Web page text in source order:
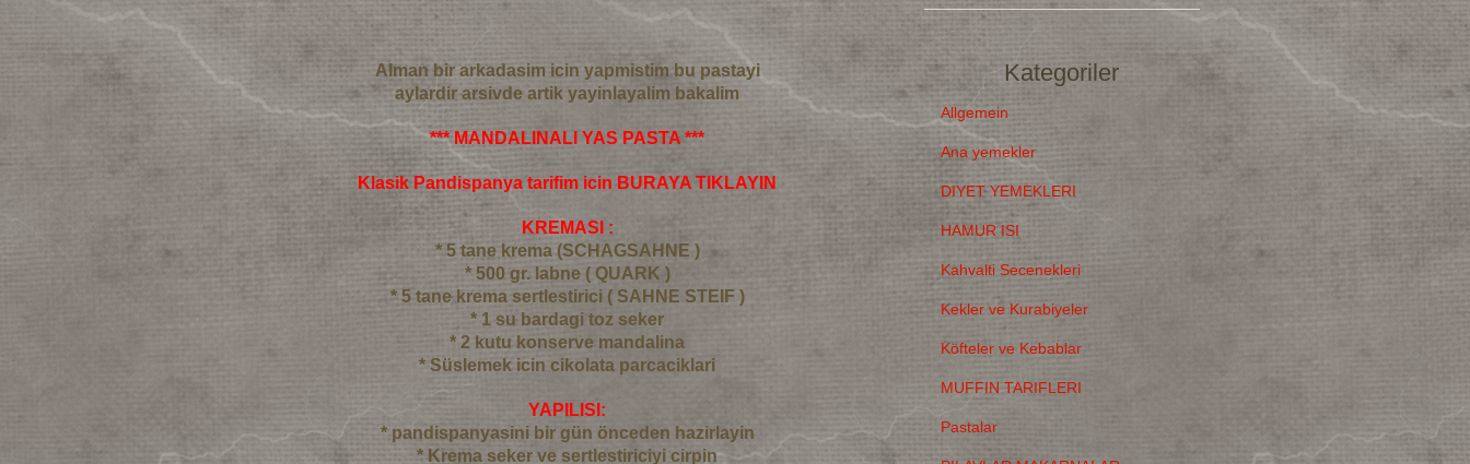
Alman bir arkadasim icin yapmistim bu pastayi
aylardir arsivde artik yayinlayalim bakalim
*** MANDALINALI YAS PASTA ***
Klasik Pandispanya tarifim icin BURAYA TIKLAYIN
KREMASI :
* 5 tane krema (SCHAGSAHNE )
* 500 gr. labne ( QUARK )
* 5 tane krema sertlestirici ( SAHNE STEIF )
* 1 su bardagi toz seker
* 2 kutu konserve mandalina
* Süslemek icin cikolata parcaciklari
YAPILISI:
* pandispanyasini bir gün önceden hazirlayin
* Krema seker ve sertlestiriciyi cirpin
Kategoriler
Allgemein
Ana yemekler
DIYET YEMEKLERI
HAMUR ISI
Kahvalti Secenekleri
Kekler ve Kurabiyeler
Köfteler ve Kebablar
MUFFIN TARIFLERI
Pastalar